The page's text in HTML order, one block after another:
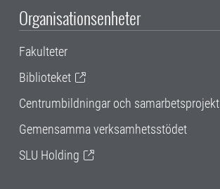
Organisationsenheter
Fakulteter
Biblioteket
Centrumbildningar och samarbetsprojekt
Gemensamma verksamhetsstödet
SLU Holding